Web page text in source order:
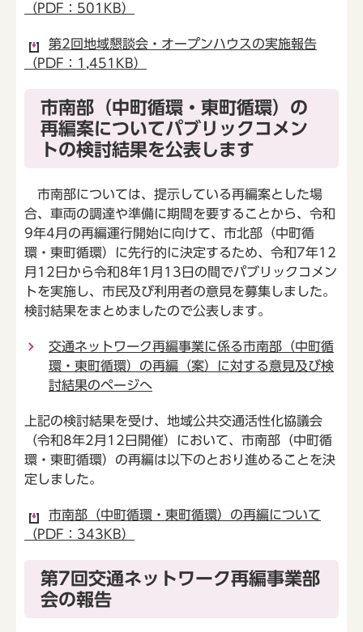
（PDF：501KB）
第2回地域懇談会・オープンハウスの実施報告
（PDF：1,451KB）
市南部（中町循環・東町循環）の
再編案についてパブリックコメン
トの検討結果を公表します
市南部については、提示している再編案とした場
合、車両の調達や準備に期間を要することから、令和
9年4月の再編運行開始に向けて、市北部（中町循
環・東町循環）に先行的に決定するため、令和7年12
月12日から令和8年1月13日の間でパブリックコメン
トを実施し、市民及び利用者の意見を募集しました。
検討結果をまとめましたので公表します。
交通ネットワーク再編事業に係る市南部（中町循
環・東町循環）の再編（案）に対する意見及び検
討結果のページへ
上記の検討結果を受け、地域公共交通活性化協議会
（令和8年2月12日開催）において、市南部（中町循
環・東町循環）の再編は以下のとおり進めることを決
定しました。
市南部（中町循環・東町循環）の再編について
（PDF：343KB）
第7回交通ネットワーク再編事業部
会の報告